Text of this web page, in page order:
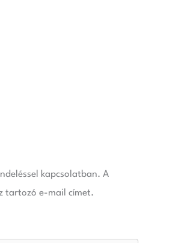
kapcsolatban. A
tartozó e-mail címet.